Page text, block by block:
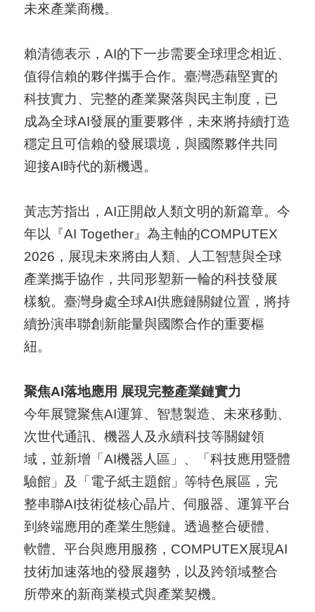
未來產業商機。
賴清德表示，AI的下一步需要全球理念相近、
值得信賴的夥伴攜手合作。臺灣憑藉堅實的
科技實力、完整的產業聚落與民主制度，已
成為全球AI發展的重要夥伴，未來將持續打造
穩定且可信賴的發展環境，與國際夥伴共同
迎接AI時代的新機遇。
黃志芳指出，AI正開啟人類文明的新篇章。今
年以『AI Together』為主軸的COMPUTEX
2026，展現未來將由人類、人工智慧與全球
產業攜手協作，共同形塑新一輪的科技發展
樣貌。臺灣身處全球AI供應鏈關鍵位置，將持
續扮演串聯創新能量與國際合作的重要樞
紐。
聚焦AI落地應用 展現完整產業鏈實力
今年展覽聚焦AI運算、智慧製造、未來移動、
次世代通訊、機器人及永續科技等關鍵領
域，並新增「AI機器人區」、「科技應用暨體
驗館」及「電子紙主題館」等特色展區，完
整串聯AI技術從核心晶片、伺服器、運算平台
到終端應用的產業生態鏈。透過整合硬體、
軟體、平台與應用服務，COMPUTEX展現AI
技術加速落地的發展趨勢，以及跨領域整合
所帶來的新商業模式與產業契機。